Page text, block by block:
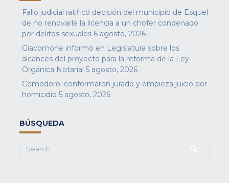
Fallo judicial ratificó decisión del municipio de Esquel
de no renovarle la licencia a un chofer condenado
por delitos sexuales 6 agosto, 2026
Giacomone informó en Legislatura sobre los
alcances del proyecto para la reforma de la Ley
Orgánica Notarial 5 agosto, 2026
Comodoro: conformaron jurado y empieza juicio por
homicidio 5 agosto, 2026
BÚSQUEDA
Search